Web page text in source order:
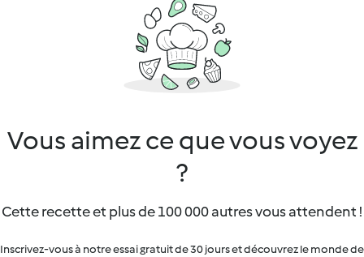
Vous aimez ce que vous voyez
?
Cette recette et plus de 100 000 autres vous attendent !
Inscrivez-vous à notre essai gratuit de 30 jours et découvrez le monde de